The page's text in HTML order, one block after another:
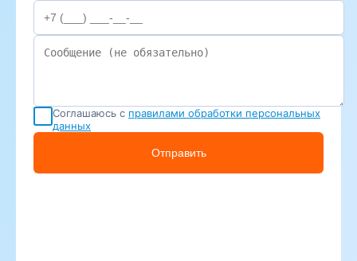
Соглашаюсь с правилами обработки персональных
данных
Отправить